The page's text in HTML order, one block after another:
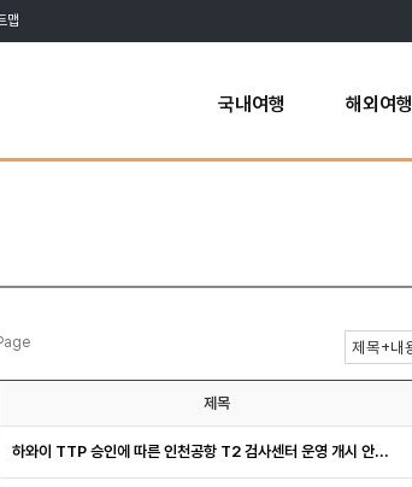
맵
국내여행 해외여행
제목
하와이 TTP 승인에 따른 인천공항 T2 검사센터 운영 개시 안...